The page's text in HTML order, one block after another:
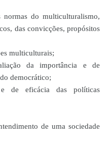
normas do multiculturalismo,
das convicções, propósitos
multiculturais;
da importância e de
democrático;
de eficácia das políticas
de uma sociedade